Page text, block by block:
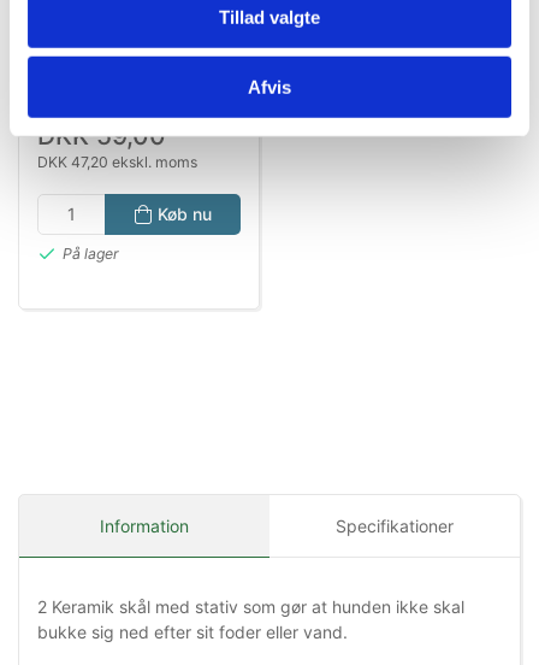
Tillad valgte
Afvis
Kufra vand-og
DKK 59,00
DKK 47,20 ekskl. moms
Køb nu
På lager
Information Specifikationer
2 Keramik skål med stativ som gør at hunden ikke skal
bukke sig ned efter sit foder eller vand.